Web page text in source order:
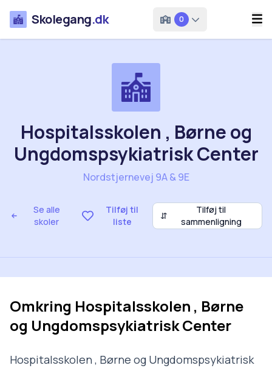
Skolegang.dk 0
Se alle
skoler
Tilføj til
liste
⇵
Tilføj til
sammenligning
Hospitalsskolen , Børne og
Ungdomspsykiatrisk Center
Nordstjernevej 9A & 9E
Omkring Hospitalsskolen , Børne
og Ungdomspsykiatrisk Center
Hospitalsskolen , Børne og Ungdomspsykiatrisk